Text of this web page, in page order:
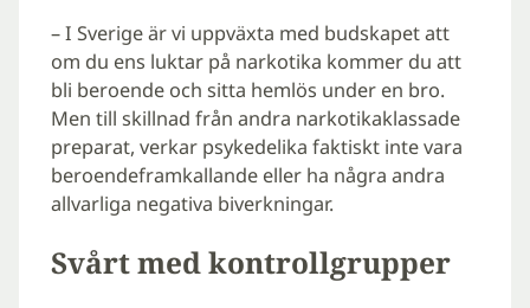
– I Sverige är vi uppväxta med budskapet att
om du ens luktar på narkotika kommer du att
bli beroende och sitta hemlös under en bro.
Men till skillnad från andra narkotikaklassade
preparat, verkar psykedelika faktiskt inte vara
beroendeframkallande eller ha några andra
allvarliga negativa biverkningar.
Svårt med kontrollgrupper